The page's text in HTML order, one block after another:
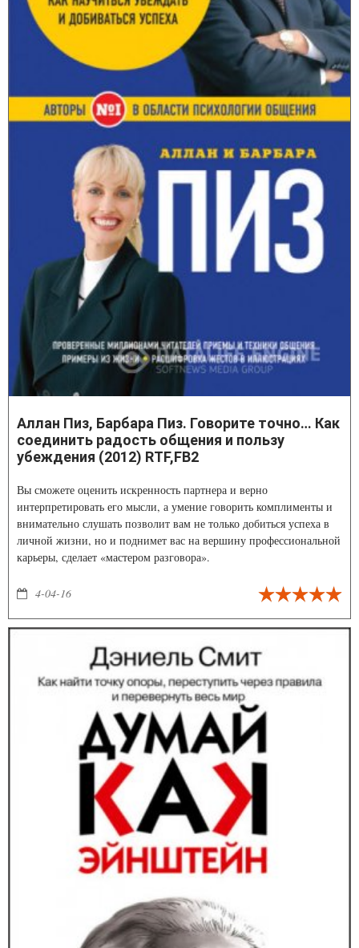
Аллан Пиз, Барбара Пиз. Говорите точно… Как
соединить радость общения и пользу
убеждения (2012) RTF,FB2
Вы сможете оценить искренность партнера и верно
интерпретировать его мысли, а умение говорить комплименты и
внимательно слушать позволит вам не только добиться успеха в
личной жизни, но и поднимет вас на вершину профессиональной
карьеры, сделает «мастером разговора».
4-04-16